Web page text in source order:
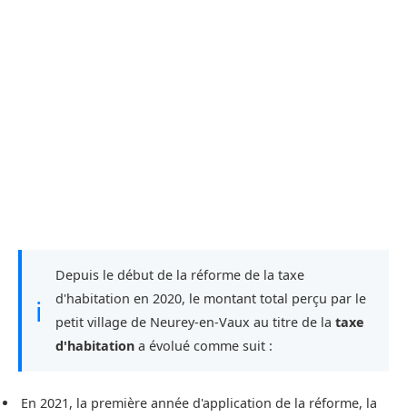
ℹ
Depuis le début de la réforme de la taxe
d'habitation en 2020, le montant total perçu par le
petit village de Neurey-en-Vaux au titre de la taxe
d'habitation a évolué comme suit :
En 2021, la première année d'application de la réforme, la